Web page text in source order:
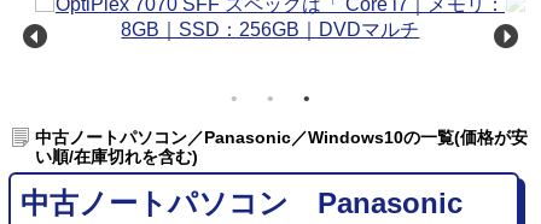
中古ノートパソコン／Panasonic／Windows10の一覧(価格が安
い順/在庫切れを含む)
中古ノートパソコン Panasonic